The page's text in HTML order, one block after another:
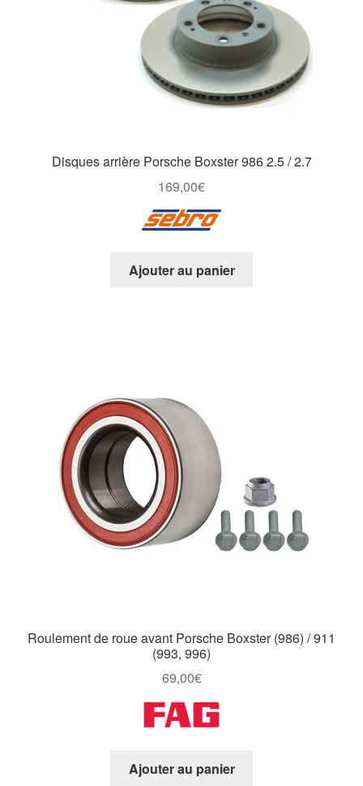
Disques arrière Porsche Boxster 986 2.5 / 2.7
169,00€
Ajouter au panier
Roulement de roue avant Porsche Boxster (986) / 911
(993, 996)
69,00€
Ajouter au panier